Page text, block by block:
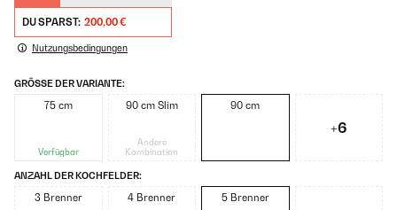
DU SPARST: 200,00 €
Nutzungsbedingungen
GRÖSSE DER VARIANTE:
75 cm
Verfügbar
90 cm Slim
Andere
Kombination
90 cm
+6
ANZAHL DER KOCHFELDER:
3 Brenner 4 Brenner 5 Brenner